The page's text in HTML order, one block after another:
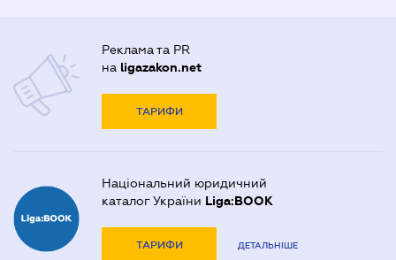
Реклама та PR
на ligazakon.net
ТАРИФИ
Національний юридичний
каталог України Liga:BOOK
ТАРИФИ ДЕТАЛЬНІШЕ